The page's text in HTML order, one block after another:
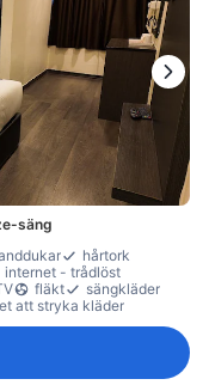
säng
hårtork
internet - trådlöst
fläkt
sängkläder
att stryka kläder